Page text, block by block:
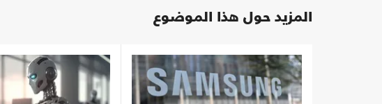
المزيد حول هذا الموضوع